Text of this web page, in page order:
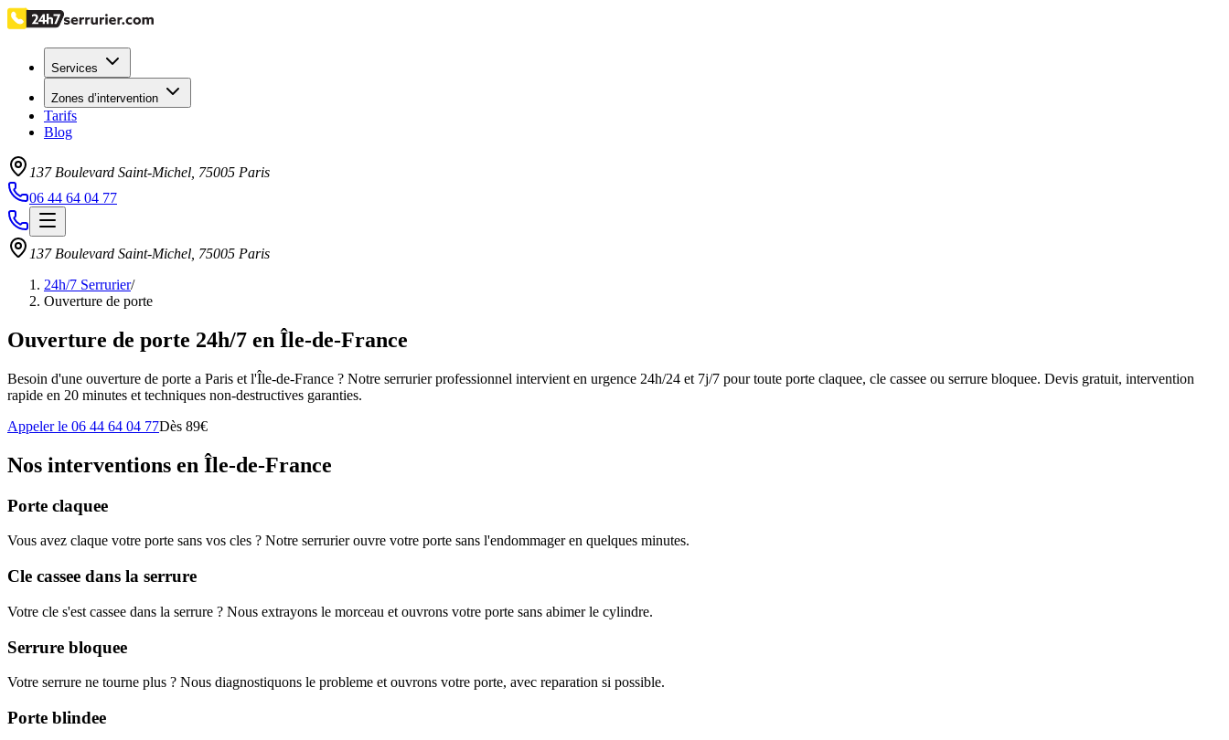
Services
Zones d’intervention
Tarifs
Blog
137 Boulevard Saint-Michel 75005 Paris
06 44 64 04 77
137 Boulevard Saint-Michel 75005 Paris
24h/7 Serrurier/
Ouverture de porte
Ouverture de porte 24h/7 en Île-de-France
Besoin d'une ouverture de porte a Paris et l'Île-de-France ? Notre serrurier professionnel intervient en urgence 24h/24 et 7j/7 pour toute porte claquee, cle cassee ou serrure bloquee. Devis gratuit, intervention
rapide en 20 minutes et techniques non-destructives garanties.
Appeler le 06 44 64 04 77Dès 89€
Nos interventions en Île-de-France
Porte claquee
Vous avez claque votre porte sans vos cles ? Notre serrurier ouvre votre porte sans l'endommager en quelques minutes.
Cle cassee dans la serrure
Votre cle s'est cassee dans la serrure ? Nous extrayons le morceau et ouvrons votre porte sans abimer le cylindre.
Serrure bloquee
Votre serrure ne tourne plus ? Nous diagnostiquons le probleme et ouvrons votre porte, avec reparation si possible.
Porte blindee